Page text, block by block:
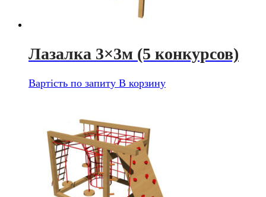
Лазалка 3×3м (5 конкурсов)
Вартість по запиту В корзину